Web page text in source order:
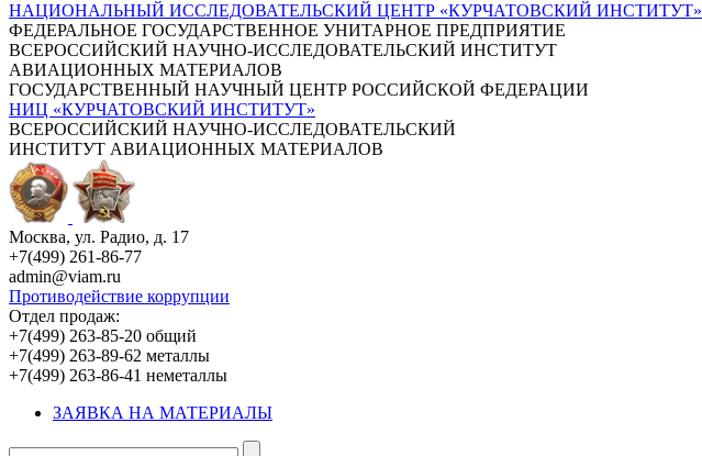
НАЦИОНАЛЬНЫЙ ИССЛЕДОВАТЕЛЬСКИЙ ЦЕНТР «КУРЧАТОВСКИЙ ИНСТИТУТ»
ФЕДЕРАЛЬНОЕ ГОСУДАРСТВЕННОЕ УНИТАРНОЕ ПРЕДПРИЯТИЕ
ВСЕРОССИЙСКИЙ НАУЧНО-ИССЛЕДОВАТЕЛЬСКИЙ ИНСТИТУТ
АВИАЦИОННЫХ МАТЕРИАЛОВ
ГОСУДАРСТВЕННЫЙ НАУЧНЫЙ ЦЕНТР РОССИЙСКОЙ ФЕДЕРАЦИИ
НИЦ «КУРЧАТОВСКИЙ ИНСТИТУТ»
ВСЕРОССИЙСКИЙ НАУЧНО-ИССЛЕДОВАТЕЛЬСКИЙ
ИНСТИТУТ АВИАЦИОННЫХ МАТЕРИАЛОВ
Москва, ул. Радио, д. 17
+7(499) 261-86-77
admin@viam.ru
Противодействие коррупции
Отдел продаж:
+7(499) 263-85-20 общий
+7(499) 263-89-62 металлы
+7(499) 263-86-41 неметаллы
ЗАЯВКА НА МАТЕРИАЛЫ